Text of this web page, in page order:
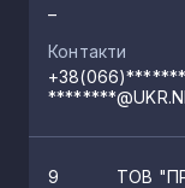
–
Контакти
9 ТОВ